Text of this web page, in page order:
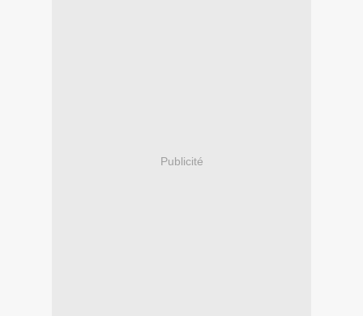
Publicité